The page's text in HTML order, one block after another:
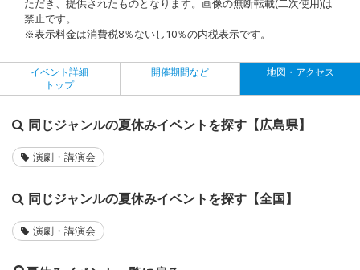
ただき、提供されたものとなります。画像の無断転載(二次使用)は
禁止です。
※表示料金は消費税8％ないし10％の内税表示です。
イベント詳細
トップ
開催期間など 地図・アクセス
同じジャンルの夏休みイベントを探す【広島県】
演劇・講演会
同じジャンルの夏休みイベントを探す【全国】
演劇・講演会